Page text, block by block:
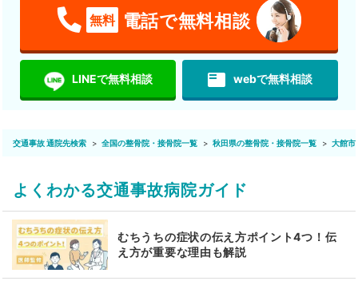
無料 電話で無料相談
LINEで無料相談 featured_play_list webで無料相談
交通事故 通院先検索 全国の整骨院・接骨院一覧 秋田県の整骨院・接骨院一覧 大館市
よくわかる交通事故病院ガイド
むちうちの症状の伝え方ポイント4つ！伝
え方が重要な理由も解説